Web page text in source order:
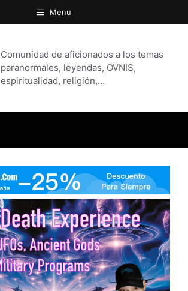
Menu
Comunidad de aficionados a los temas
paranormales, leyendas, OVNIS,
espiritualidad, religión,…